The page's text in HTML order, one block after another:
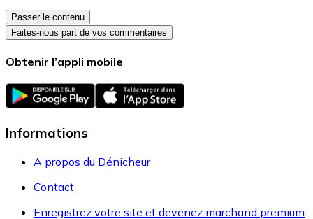
Passer le contenu
Faites-nous part de vos commentaires
Obtenir l’appli mobile
Informations
A propos du Dénicheur
Contact
Enregistrez votre site et devenez marchand premium